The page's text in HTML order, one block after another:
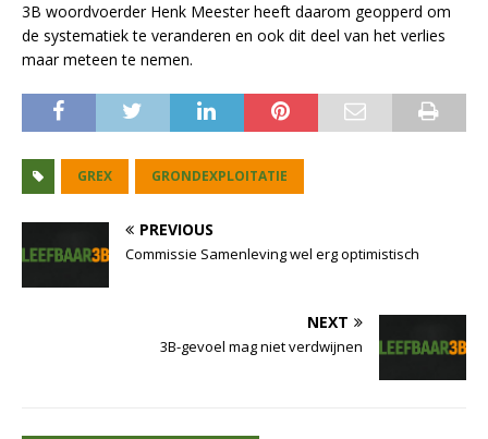
3B woordvoerder Henk Meester heeft daarom geopperd om
de systematiek te veranderen en ook dit deel van het verlies
maar meteen te nemen.
GREX GRONDEXPLOITATIE
PREVIOUS
Commissie Samenleving wel erg optimistisch
NEXT
3B-gevoel mag niet verdwijnen